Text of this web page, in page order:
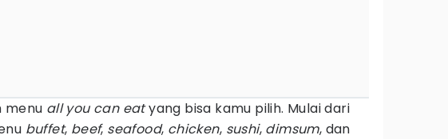
menu all you can eatyang bisa kamu pilih. Mulai dari
buffet, beef, seafood, chicken, sushi, dimsum, dan